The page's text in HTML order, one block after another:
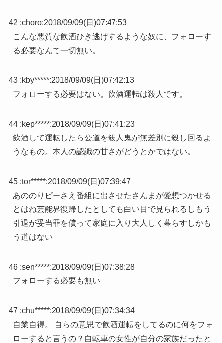
42 :choro:2018/09/09(日)07:47:53
こんな悪質な飲酒ひき逃げするような奴に、フォローす
る必要なんて一切無い。
43 :kby*****:2018/09/09(日)07:42:13
フォローする必要はない。飲酒運転は殺人です。
44 :kep*****:2018/09/09(日)07:41:23
飲酒して運転したら公道を殺人鬼が無差別に殺し回るよ
うなもの。本人の認識の甘さがどうとかではない。
45 :tor*****:2018/09/09(日)07:39:47
あののりピーさえ番組に出させたさんまが愛想つかせる
とはね芸能界復帰したとしても白い目で見られるしもう
引退が妥当罪を償って家庭に入り大人しく暮らすしかも
う道はない
46 :sen*****:2018/09/09(日)07:38:28
フォローする必要も無い
47 :chu*****:2018/09/09(日)07:34:34
自業自得。 自らの意思で飲酒運転をしてるのに何をフォ
ローすると言うの？自転車の女性が自分の家族だったと